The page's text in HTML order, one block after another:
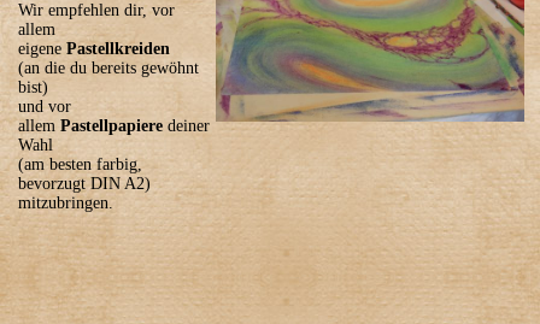
Wir empfehlen dir, vor
allem
eigene
(an die du bereits gewöhnt
bist)
und vor
allemPastellpapieredeiner
Wahl
(am besten farbig,
bevorzugt DIN A2)
mitzubringen.